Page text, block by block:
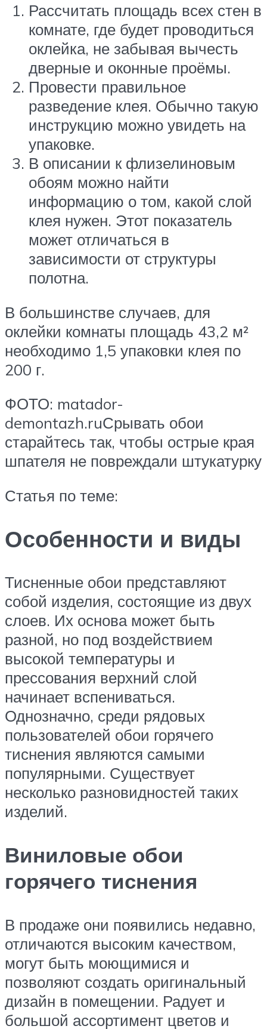
Рассчитать площадь всех стен в
комнате, где будет проводиться
оклейка, не забывая вычесть
дверные и оконные проёмы.
Провести правильное
разведение клея. Обычно такую
инструкцию можно увидеть на
упаковке.
В описании к флизелиновым
обоям можно найти
информацию о том, какой слой
клея нужен. Этот показатель
может отличаться в
зависимости от структуры
полотна.
В большинстве случаев, для
оклейки комнаты площадь 43,2 м²
необходимо 1,5 упаковки клея по
200 г.
ФОТО: matador-
demontazh.ruСрывать обои
старайтесь так, чтобы острые края
шпателя не повреждали штукатурку
Статья по теме:
Особенности и виды
Тисненные обои представляют
собой изделия, состоящие из двух
слоев. Их основа может быть
разной, но под воздействием
высокой температуры и
прессования верхний слой
начинает вспениваться.
Однозначно, среди рядовых
пользователей обои горячего
тиснения являются самыми
популярными. Существует
несколько разновидностей таких
изделий.
Виниловые обои
горячего тиснения
В продаже они появились недавно,
отличаются высоким качеством,
могут быть моющимися и
позволяют создать оригинальный
дизайн в помещении. Радует и
большой ассортимент цветов и